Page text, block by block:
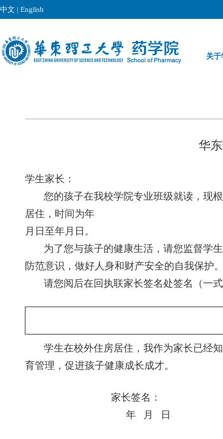
中文 | English
关于
华
学生家长：
您的孩子在我校学院专业班级就读，现
居住，时间为年
月 日至年月 日。
为了您与孩子的健康生活，请您监督学
防范意识，做好人身和财产安全的自我保护
请您阅后在回执联家长签名处签名（一
学生在校外住房居住，我作为家长已经
育管理，促进孩子健康成长成才。
家长签名：
年 月 日